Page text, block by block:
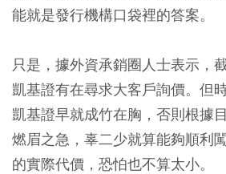
能就是發行機構口袋裡的答案。
只是，據外資承銷圈人士表示，
凱基證有在尋求大客戶詢價。但
凱基證早就成竹在胸，否則根據
燃眉之急，辜二少就算能夠順利
的實際代價，恐怕也不算太小。